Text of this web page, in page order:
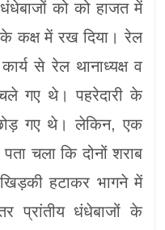
को को हाजत में
कक्ष में रख दिया। रेल
से रेल थानाध्यक्ष व
गए थे। पहरेदारी के
गए थे। लेकिन, एक
चला कि दोनों शराब
हटाकर भागने में
प्रांतीय धंधेबाजों के